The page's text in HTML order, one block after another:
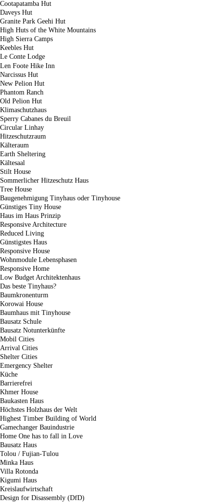
Cootapatamba Hut
Daveys Hut
Granite Park Geehi Hut
High Huts of the White Mountains
High Sierra Camps
Keebles Hut
Le Conte Lodge
Len Foote Hike Inn
Narcissus Hut
New Pelion Hut
Phantom Ranch
Old Pelion Hut
Klimaschutzhaus
Sperry Cabanes du Breuil
Circular Linhay
Hitzeschutzraum
Kälteraum
Earth Sheltering
Kältesaal
Stilt House
Sommerlicher Hitzeschutz Haus
Tree House
Baugenehmigung Tinyhaus oder Tinyhouse
Günstiges Tiny House
Haus im Haus Prinzip
Responsive Architecture
Reduced Living
Günstigstes Haus
Responsive House
Wohnmodule Lebensphasen
Responsive Home
Low Budget Architektenhaus
Das beste Tinyhaus?
Baumkronenturm
Korowai House
Baumhaus mit Tinyhouse
Bausatz Schule
Bausatz Notunterkünfte
Mobil Cities
Arrival Cities
Shelter Cities
Emergency Shelter
Küche
Barrierefrei
Khmer House
Baukasten Haus
Höchstes Holzhaus der Welt
Highest Timber Building of World
Gamechanger Bauindustrie
Home One has to fall in Love
Bausatz Haus
Tolou / Fujian-Tulou
Minka Haus
Villa Rotonda
Kigumi Haus
Kreislaufwirtschaft
Design for Disassembly (DfD)